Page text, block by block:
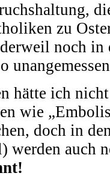
zu
noch
hätte ich
wie
doch in
werden auch